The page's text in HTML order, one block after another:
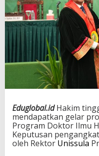
Eduglobal.idHakim
mendapatkan gelar
Program Doktor Ilmu
Keputusan
oleh Rektor Unissula